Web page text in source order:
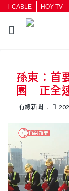
i-CABLE HOY TV
孫東：首
園 正全
有線新聞